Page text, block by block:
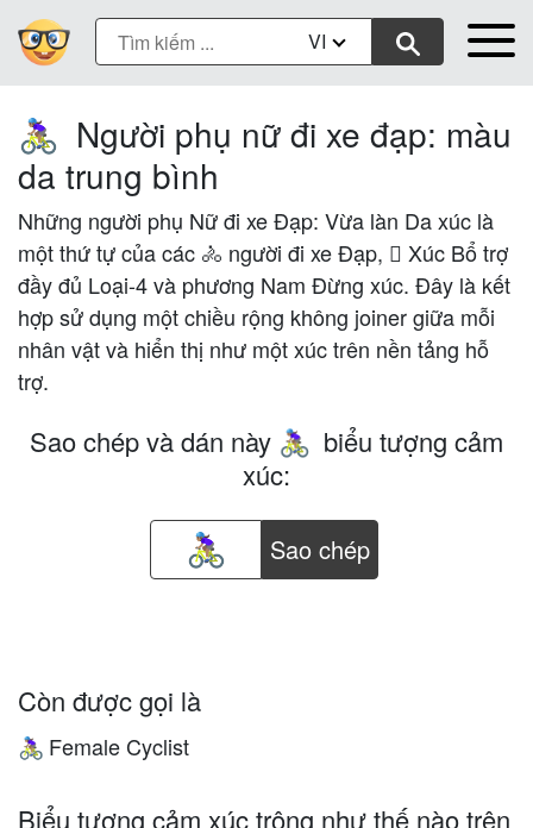
VI
🚴🏽‍♀️ Người phụ nữ đi xe đạp: màu
da trung bình
Những người phụ Nữ đi xe Đạp: Vừa làn Da xúc là
một thứ tự của các 🚴 người đi xe Đạp, 🏽 Xúc Bổ trợ
đầy đủ Loại-4 và phương Nam Đừng xúc. Đây là kết
hợp sử dụng một chiều rộng không joiner giữa mỗi
nhân vật và hiển thị như một xúc trên nền tảng hỗ
trợ.
Sao chép và dán này 🚴🏽‍♀️ biểu tượng cảm
xúc:
Sao chép
Còn được gọi là
🚴🏽‍♀️ Female Cyclist
Biểu tượng cảm xúc trông như thế nào trên